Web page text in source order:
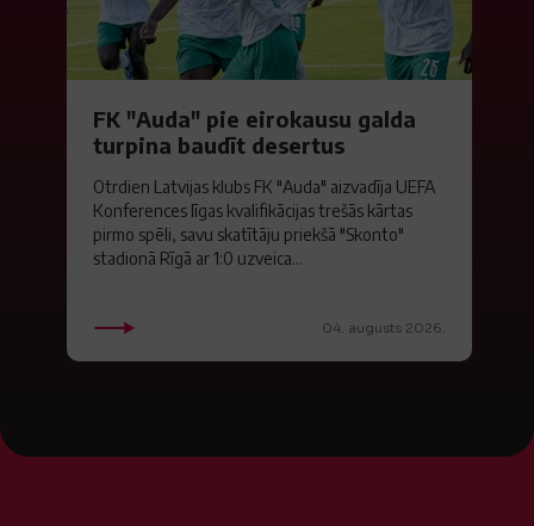
FK "Auda" pie eirokausu galda
turpina baudīt desertus
Otrdien Latvijas klubs FK "Auda" aizvadīja UEFA
Konferences līgas kvalifikācijas trešās kārtas
pirmo spēli, savu skatītāju priekšā "Skonto"
stadionā Rīgā ar 1:0 uzveica...
04. augusts 2026.